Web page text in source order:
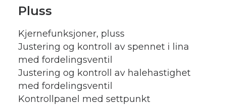
Pluss
Kjernefunksjoner, pluss
Justering og kontroll av spennet i lina
med fordelingsventil
Justering og kontroll av halehastighet
med fordelingsventil
Kontrollpanel med settpunkt